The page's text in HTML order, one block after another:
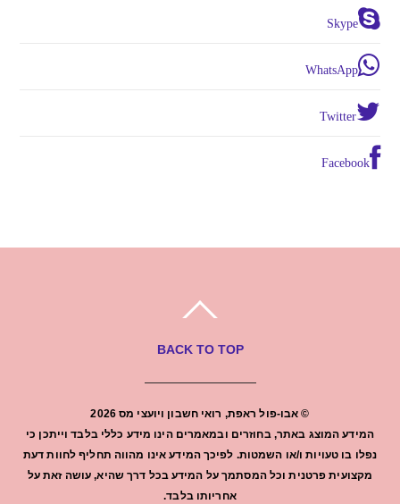
Skype
WhatsApp
Twitter
Facebook
BACK TO TOP
© אבו-פול ראפת, רואי חשבון ויועצי מס2026
המידע המוצג באתר, בחוזרים ובמאמרים הינו מידע כללי בלבד וייתכן כי
נפלו בו טעויות ו/או השמטות. לפיכך המידע אינו מהווה תחליף לחוות דעת
מקצועית פרטנית וכל המסתמך על המידע בכל דרך שהיא, עושה זאת על
אחריותו בלבד.